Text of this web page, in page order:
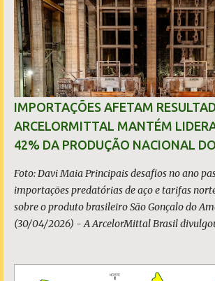
o
s
IMPORTAÇÕES AFETAM
ARCELORMITTAL MANTÉM
42% DA PRODUÇÃO NACIONAL
Foto: Davi Maia Principais desafios no ano
importações predatórias de aço e tarifas
sobre o produto brasileiro São Gonçalo do
(30/04/2026) - A ArcelorMittal Brasil
predatórias, sobretudo da China, e as tarifas